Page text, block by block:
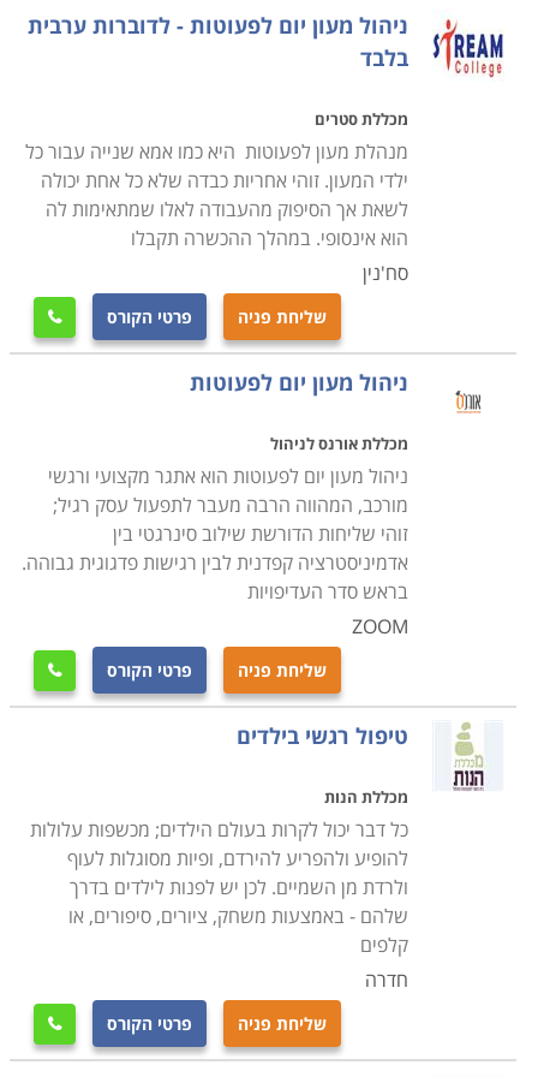
כלשהי, בין אם בגופו ובין אם בנפשו/אישיותו. גם תחום זה
מחולק לתתי נושאים שונים שניתן להתמחות בהם. כך,
המעוניינים ללמוד את מקצועות הטיפול השונים יוכלו לבחור
בין טיפול במבוגרים, ילדים, תינוקות, מקצועות פרא-רפואיים,
רפואה הוליסטית, אלטרנטיבית או קונבנציונאלית. הכל
בהתאם לרצונות של הפונה לתחומים אלו.
לימודי הגיל הרך
הלימודים מיועדים לאנשי חינוך והוראה, מטפלים מכל קצוות
הקשת הטיפולית בארץ וכן לקהל הרחב אשר מעוניין
להרחיב את ידיעותיו או להיכנס לתחום טיפולי מרתק וייחודי
זה. הלימודים כוללים לימודי פסיכולוגיה, פרקים בתהפתחות
הפעוט, גישות תיאורטיות שונות, פיתוח מיומנויות טיפוליות,
התמודדות עם מוגבלויות ואוכלוסיות שונות ועוד. ניתן ללמוד
חינוך טיפולי לגיל הרך ברוב המכללות והאוניברסיטאות
המורשות להוראת חינוך באופן כללי. המבקש ללמוד תחום
זה יגלה כי מיקומי הלימוד מגוונים למדי החל ממכללת תל חי
בצפון ועד לאוניברסיטת בן גוריון בנגב.
ניהול מעון יום לפעוטות - לדוברות ערבית
בלבד
מכללת סטרים
מנהלת מעון לפעוטות היא כמו אמא שנייה עבור כל
ילדי המעון. זוהי אחריות כבדה שלא כל אחת יכולה
לשאת אך הסיפוק מהעבודה לאלו שמתאימות לה
הוא אינסופי. במהלך ההכשרה תקבלו
סח'נין
שליחת פניה פרטי הקורס 
ניהול מעון יום לפעוטות
מכללת אורנס לניהול
ניהול מעון יום לפעוטות הוא אתגר מקצועי ורגשי
מורכב, המהווה הרבה מעבר לתפעול עסק רגיל;
זוהי שליחות הדורשת שילוב סינרגטי בין
אדמיניסטרציה קפדנית לבין רגישות פדגוגית גבוהה.
בראש סדר העדיפויות
ZOOM
שליחת פניה פרטי הקורס 
טיפול רגשי בילדים
מכללת הנות
כל דבר יכול לקרות בעולם הילדים; מכשפות עלולות
להופיע ולהפריע להירדם, ופיות מסוגלות לעוף
ולרדת מן השמיים. לכן יש לפנות לילדים בדרך
שלהם - באמצעות משחק, ציורים, סיפורים, או
קלפים
חדרה
שליחת פניה פרטי הקורס 